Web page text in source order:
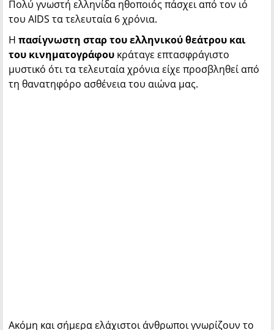
Πολύ γνωστή ελληνίδα ηθοποιός πάσχει από τον ιό
του AIDS τα τελευταία 6 χρόνια.
Η πασίγνωστη σταρ του ελληνικού θεάτρου και
του κινηματογράφου κράταγε επτασφράγιστο
μυστικό ότι τα τελευταία χρόνια είχε προσβληθεί από
τη θανατηφόρο ασθένεια του αιώνα μας.
Ακόμη και σήμερα ελάχιστοι άνθρωποι γνωρίζουν το